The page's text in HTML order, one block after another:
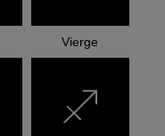
Vierge